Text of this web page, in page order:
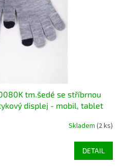
tm.šedé se stříbrnou
displej - mobil, tablet
Skladem (2 ks)
DETAIL